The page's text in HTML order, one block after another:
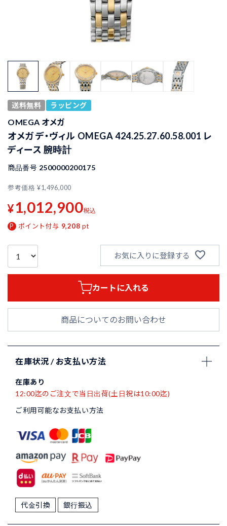
送料無料 ラッピング
OMEGA オメガ
オメガ デ・ヴィル OMEGA 424.25.27.60.58.001 レ
ディース 腕時計
商品番号 2500000200175
参考価格 ¥1,496,000
¥1,012,900税込
ポイント付与 9,208 pt
お気に入りに登録する
カートに入れる
商品についてのお問い合わせ
在庫状況 / お支払い方法
在庫あり
12:00迄のご注文で当日出荷(土日祝は10:00迄)
ご利用可能なお支払い方法
代金引換 銀行振込